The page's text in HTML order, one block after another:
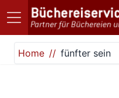
Direkt zum Inhalt
Home
fünfter sein